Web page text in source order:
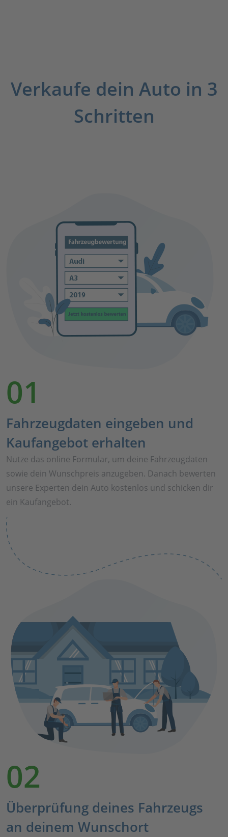
Verkaufe dein Auto in 3
Schritten
01
Fahrzeugdaten eingeben und
Kaufangebot erhalten
Nutze das online Formular, um deine Fahrzeugdaten
sowie dein Wunschpreis anzugeben. Danach bewerten
unsere Experten dein Auto kostenlos und schicken dir
ein Kaufangebot.
02
Überprüfung deines Fahrzeugs
an deinem Wunschort